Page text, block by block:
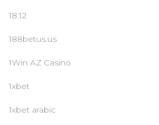
18.12
188betus.us
1Win AZ Casino
1xbet
1xbet arabic